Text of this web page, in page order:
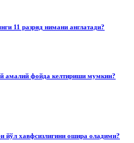
11 разряд нимани англатади?
амалий фойда келтириши мумкин?
йўл хавфсизлигини ошира оладими?